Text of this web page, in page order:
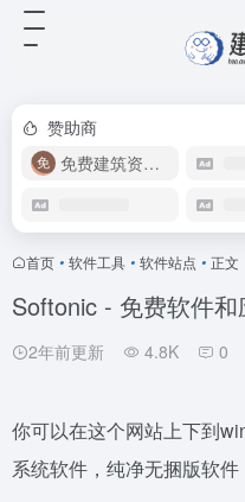
赞助商
免费建筑资源库
首页 • 软件工具 • 软件站点 • 正文
Softonic - 免费软件
2年前更新 4.8K 0
你可以在这个网站上下到
系统软件，纯净无捆版软件